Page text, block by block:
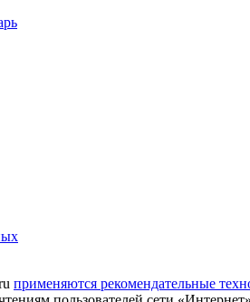
применяются рекомендательные